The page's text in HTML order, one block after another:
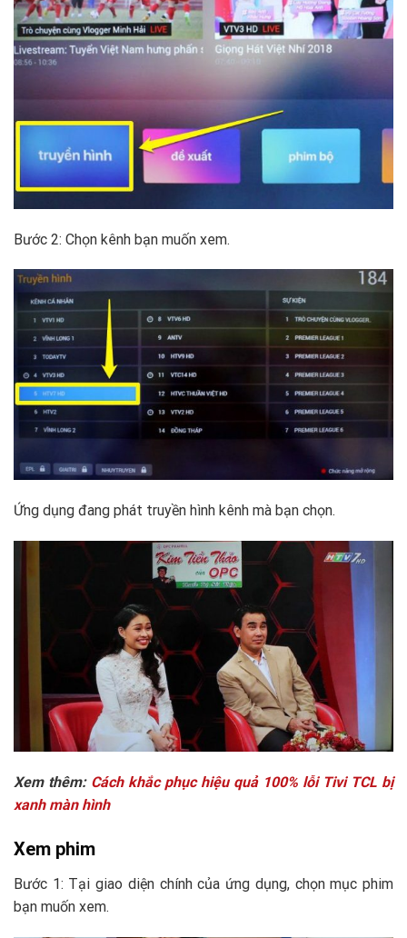
Bước 2: Chọn kênh bạn muốn xem.
Ứng dụng đang phát truyền hình kênh mà bạn chọn.
Xem thêm: Cách khắc phục hiệu quả 100% lỗi Tivi TCL bị
xanh màn hình
Xem phim
Bước 1: Tại giao diện chính của ứng dụng, chọn mục phim
bạn muốn xem.